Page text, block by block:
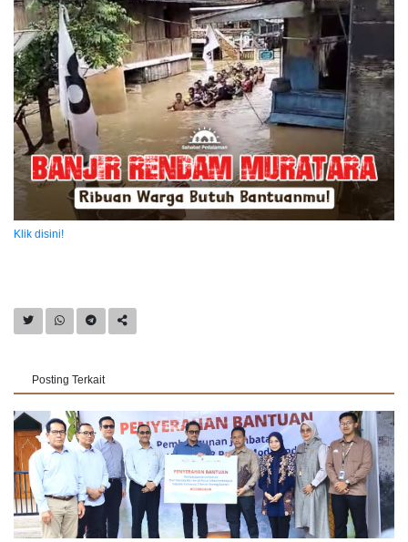
Klik disini!
Posting Terkait